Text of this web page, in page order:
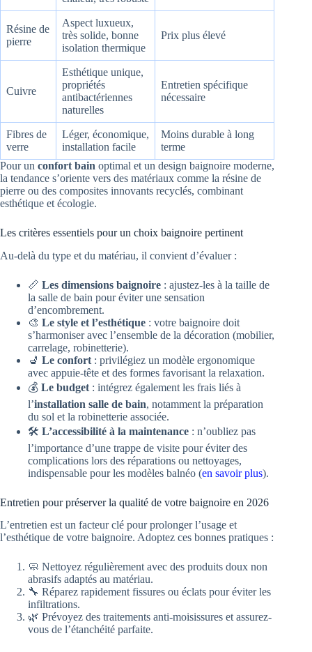
Résine de
pierre
Aspect luxueux,
très solide, bonne
isolation thermique
Prix plus élevé
Cuivre
Esthétique unique,
propriétés
antibactériennes
naturelles
Entretien spécifique
nécessaire
Fibres de
verre
Léger, économique,
installation facile
Moins durable à long
terme
Pour un confort bain optimal et un design baignoire moderne,
la tendance s’oriente vers des matériaux comme la résine de
pierre ou des composites innovants recyclés, combinant
esthétique et écologie.
Les critères essentiels pour un choix baignoire pertinent
Au-delà du type et du matériau, il convient d’évaluer :
📏 Les dimensions baignoire : ajustez-les à la taille de
la salle de bain pour éviter une sensation
d’encombrement.
🎨 Le style et l’esthétique : votre baignoire doit
s’harmoniser avec l’ensemble de la décoration (mobilier,
carrelage, robinetterie).
💺 Le confort : privilégiez un modèle ergonomique
avec appuie-tête et des formes favorisant la relaxation.
💰 Le budget : intégrez également les frais liés à
l’installation salle de bain, notamment la préparation
du sol et la robinetterie associée.
🛠️ L’accessibilité à la maintenance : n’oubliez pas
l’importance d’une trappe de visite pour éviter des
complications lors des réparations ou nettoyages,
indispensable pour les modèles balnéo (en savoir plus).
Entretien pour préserver la qualité de votre baignoire en 2026
L’entretien est un facteur clé pour prolonger l’usage et
l’esthétique de votre baignoire. Adoptez ces bonnes pratiques :
🧼 Nettoyez régulièrement avec des produits doux non
abrasifs adaptés au matériau.
🔧 Réparez rapidement fissures ou éclats pour éviter les
infiltrations.
🌿 Prévoyez des traitements anti-moisissures et assurez-
vous de l’étanchéité parfaite.